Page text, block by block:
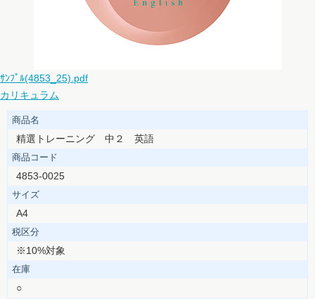
ｻﾝﾌﾟﾙ(4853_25).pdf
カリキュラム
商品名
精選トレーニング 中２ 英語
商品コード
4853-0025
サイズ
A4
税区分
※10%対象
在庫
○